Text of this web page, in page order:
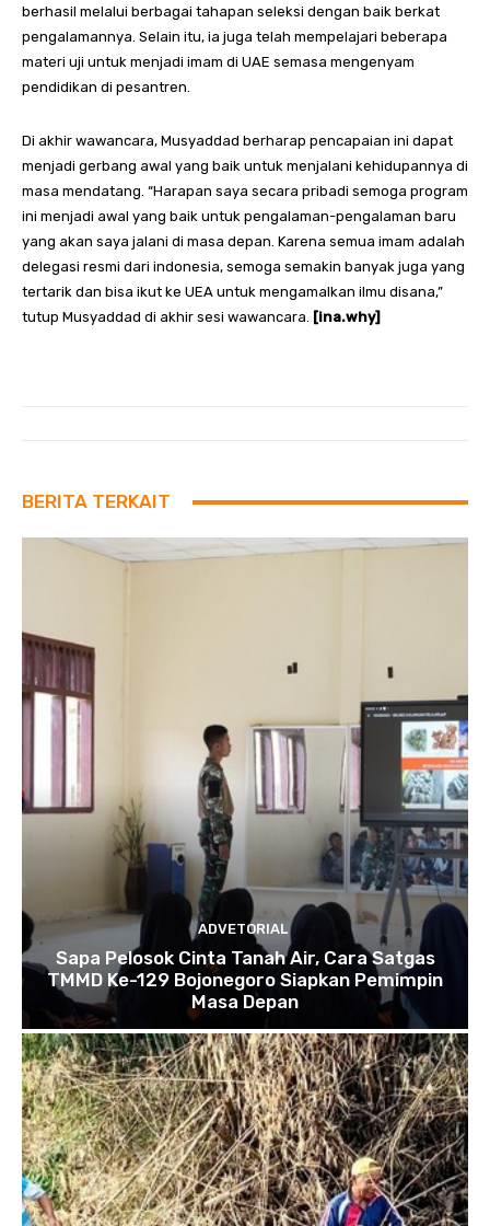
berhasil melalui berbagai tahapan seleksi dengan baik berkat
pengalamannya. Selain itu, ia juga telah mempelajari beberapa
materi uji untuk menjadi imam di UAE semasa mengenyam
pendidikan di pesantren.
Di akhir wawancara, Musyaddad berharap pencapaian ini dapat
menjadi gerbang awal yang baik untuk menjalani kehidupannya di
masa mendatang. “Harapan saya secara pribadi semoga program
ini menjadi awal yang baik untuk pengalaman-pengalaman baru
yang akan saya jalani di masa depan. Karena semua imam adalah
delegasi resmi dari indonesia, semoga semakin banyak juga yang
tertarik dan bisa ikut ke UEA untuk mengamalkan ilmu disana,”
tutup Musyaddad di akhir sesi wawancara. [ina.why]
BERITA TERKAIT
ADVETORIAL
Sapa Pelosok Cinta Tanah Air, Cara Satgas
TMMD Ke-129 Bojonegoro Siapkan Pemimpin
Masa Depan